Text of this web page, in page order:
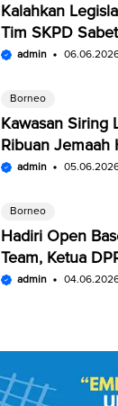
Kalahkan
Tim SKPD
Segitiga
admin
Borneo
Kawasan Siring
Ribuan Jemaah
HUT Kabupaten
admin
Borneo
Hadiri Open
Team, Ketua
Penampilan JAT
admin